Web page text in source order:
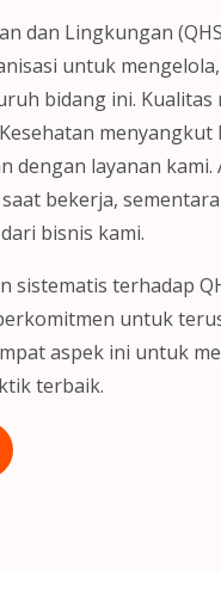
dan Lingkungan
untuk
bidang ini. Kualitas
menyangkut
layanan kami.
bekerja,
bisnis kami.
sistematis terhadap
untuk
aspek ini untuk
terbaik.